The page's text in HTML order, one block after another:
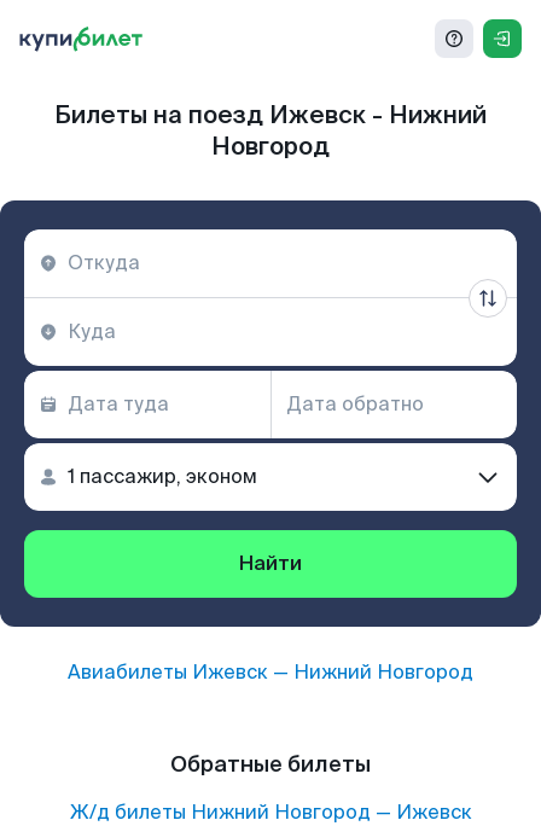
Билеты на поезд Ижевск - Нижний
Новгород
Найти
Авиабилеты Ижевск — Нижний Новгород
Обратные билеты
Ж/д билеты Нижний Новгород — Ижевск